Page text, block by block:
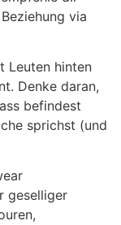
via
Leuten hinten
Denke daran,
befindest
sprichst (und
geselliger